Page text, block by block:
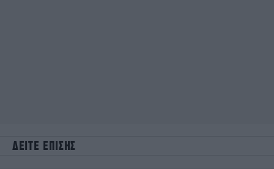
ΔΕΙΤΕ ΕΠΙΣΗΣ